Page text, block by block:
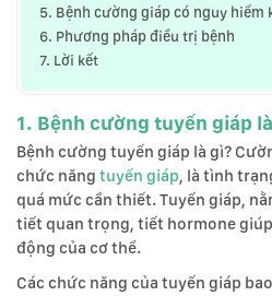
5. Bệnh cường giáp có nguy hiểm
6. Phương pháp điều trị bệnh
7. Lời kết
1. Bệnh cường tuyến giáp
Bệnh cường tuyến giáp là gì?
chức năng tuyến giáp, là tình
quá mức cần thiết. Tuyến giáp,
tiết quan trọng, tiết hormone
động của cơ thể.
Các chức năng của tuyến giáp